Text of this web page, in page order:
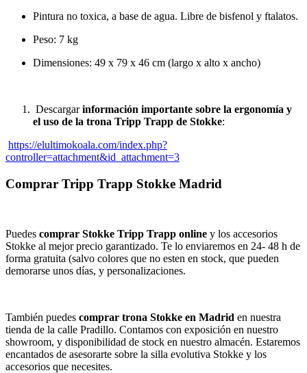
Pintura no toxica, a base de agua. Libre de bisfenol y ftalatos.
Peso: 7 kg
Dimensiones: 49 x 79 x 46 cm (largo x alto x ancho)
Descargarinformación importante sobre la ergonomía y
el uso de la trona Tripp Trapp de Stokke:
https://elultimokoala.com/index.php?
controller=attachment&id_attachment=3
Comprar Tripp Trapp Stokke Madrid
Puedes comprar Stokke Tripp Trapp online y los accesorios
Stokke al mejor precio garantizado. Te lo enviaremos en 24- 48 h de
forma gratuita (salvo colores que no esten en stock, que pueden
demorarse unos días, y personalizaciones.
También puedes comprar trona Stokke en Madrid en nuestra
tienda de la calle Pradillo. Contamos con exposición en nuestro
showroom, y disponibilidad de stock en nuestro almacén. Estaremos
encantados de asesorarte sobre la silla evolutiva Stokke y los
accesorios que necesites.